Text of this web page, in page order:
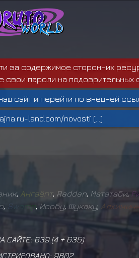
за содержимое сторонних
свои пароли на подозрительных
сайт и перейти по внешней
land.com/novosti (...)
, Ангаёпт, Raddan Мататаби Р
Sw mp Исобу, Шукаку, А лхимич
САЙТЕ: 639 (4+ 635)
9802